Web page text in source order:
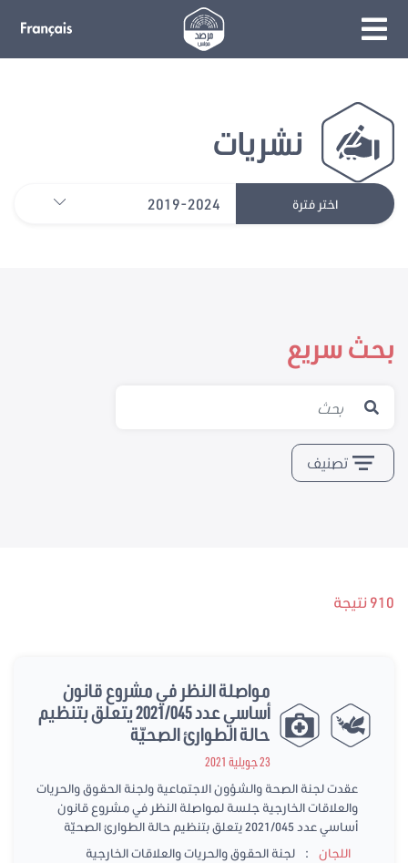
نشريات
اختر فترة 2019-2024
بحث سريع
تصنيف
910 نتيجة
مواصلة النظر في مشروع قانون
أساسي عدد 2021/045 يتعلق بتنظيم
حالة الطوارئ الصحيّة
23 جويلية 2021
عقدت لجنة الصحة والشؤون الاجتماعية ولجنة الحقوق والحريات
والعلاقات الخارجية جلسة لمواصلة النظر في مشروع قانون
أساسي عدد 2021/045 يتعلق بتنظيم حالة الطوارئ الصحيّة
اللجان
:
لجنة الحقوق والحريات والعلاقات الخارجية